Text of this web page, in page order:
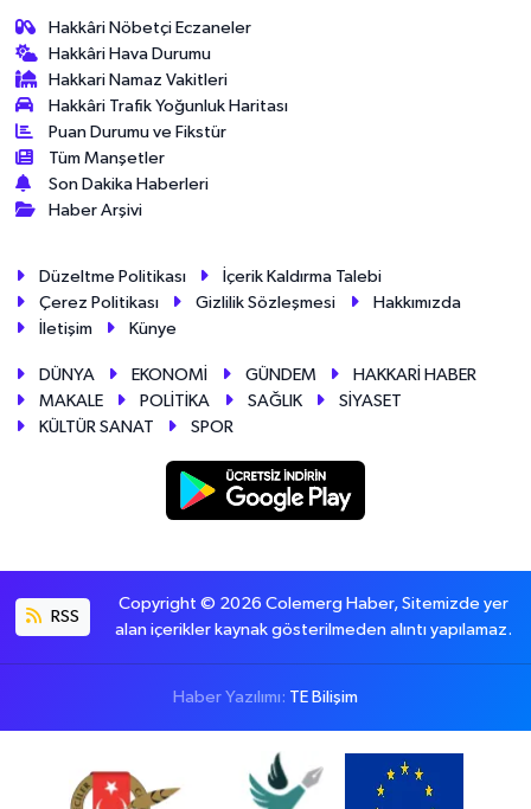
Hakkâri Nöbetçi Eczaneler
Hakkâri Hava Durumu
Hakkari Namaz Vakitleri
Hakkâri Trafik Yoğunluk Haritası
Puan Durumu ve Fikstür
Tüm Manşetler
Son Dakika Haberleri
Haber Arşivi
Düzeltme Politikası
İçerik Kaldırma Talebi
Çerez Politikası
Gizlilik Sözleşmesi
Hakkımızda
İletişim
Künye
DÜNYA EKONOMİ GÜNDEM
HAKKARİ HABER
MAKALE
POLİTİKA SAĞLIK
SİYASET
KÜLTÜR SANAT
SPOR
RSS
Copyright © 2026 Colemerg Haber, Sitemizde yer
alan içerikler kaynak gösterilmeden alıntı yapılamaz.
Haber Yazılımı: TE Bilişim